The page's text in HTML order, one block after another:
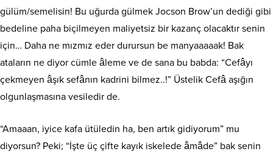
gülüm/semelisin! Bu uğurda gülmek Jocson Brow’un dediği gibi
bedeline paha biçilmeyen maliyetsiz bir kazanç olacaktır senin
için… Daha ne mızmız eder durursun be manyaaaaak! Bak
ataların ne diyor cümle âleme ve de sana bu babda: “Cefâyı
çekmeyen âşık sefânın kadrini bilmez..!” Üstelik Cefâ aşığın
olgunlaşmasına vesiledir de.
“Amaaan, iyice kafa ütüledin ha, ben artık gidiyorum” mu
diyorsun? Peki; “İşte üç çifte kayık iskelede âmâde” bak senin